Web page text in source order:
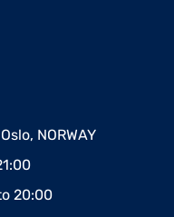
NORWAY
20:00